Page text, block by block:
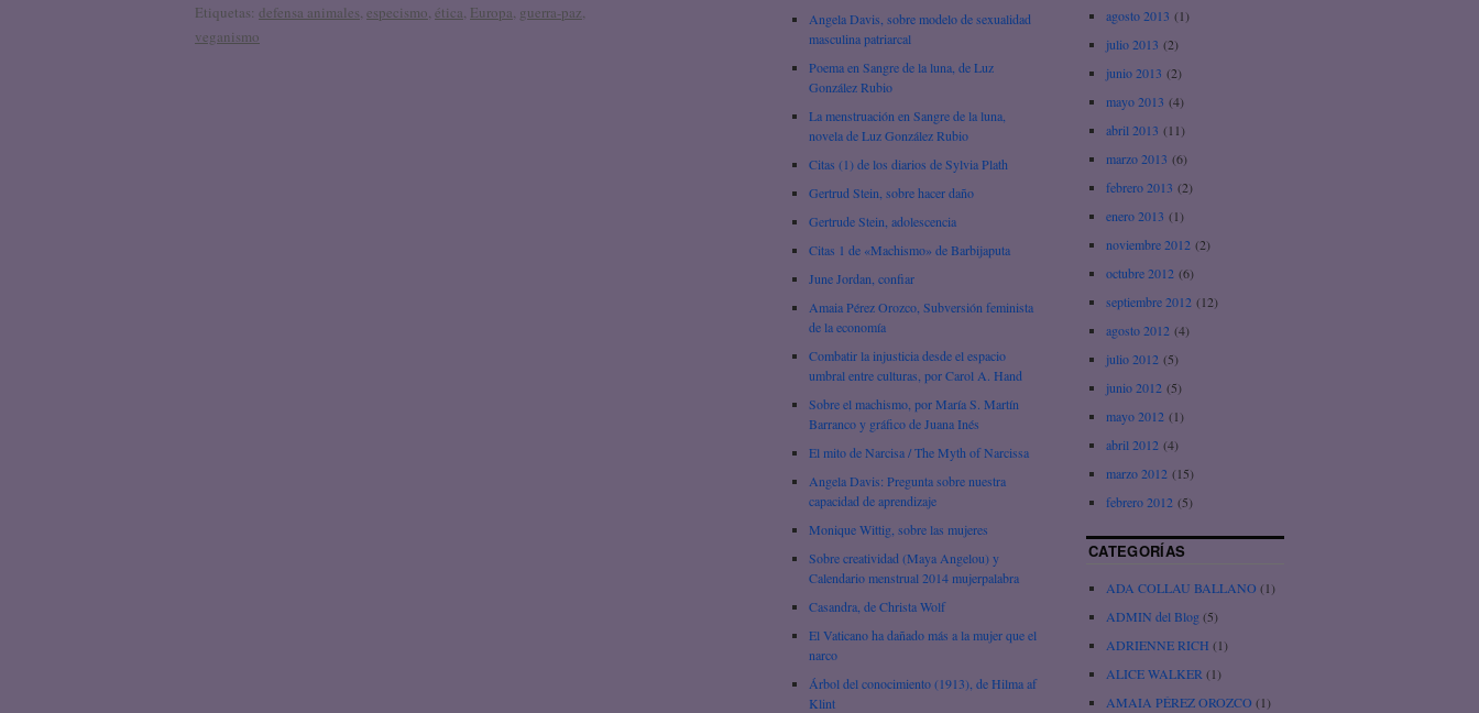
Etiquetas: defensa animales, especismo, ética, Europa, guerra-paz,
veganismo
Angela Davis, sobre modelo de sexualidad
masculina patriarcal
Poema en Sangre de la luna, de Luz
González Rubio
La menstruación en Sangre de la luna,
novela de Luz González Rubio
Citas (1) de los diarios de Sylvia Plath
Gertrud Stein, sobre hacer daño
Gertrude Stein, adolescencia
Citas 1 de «Machismo» de Barbijaputa
June Jordan, confiar
Amaia Pérez Orozco, Subversión feminista
de la economía
Combatir la injusticia desde el espacio
umbral entre culturas, por Carol A. Hand
Sobre el machismo, por María S. Martín
Barranco y gráfico de Juana Inés
El mito de Narcisa / The Myth of Narcissa
Angela Davis: Pregunta sobre nuestra
capacidad de aprendizaje
Monique Wittig, sobre las mujeres
Sobre creatividad (Maya Angelou) y
Calendario menstrual 2014 mujerpalabra
Casandra, de Christa Wolf
El Vaticano ha dañado más a la mujer que el
narco
Árbol del conocimiento (1913), de Hilma af
Klint
agosto 2013 (1)
julio 2013 (2)
junio 2013 (2)
mayo 2013 (4)
abril 2013 (11)
marzo 2013 (6)
febrero 2013 (2)
enero 2013 (1)
noviembre 2012 (2)
octubre 2012 (6)
septiembre 2012 (12)
agosto 2012 (4)
julio 2012 (5)
junio 2012 (5)
mayo 2012 (1)
abril 2012 (4)
marzo 2012 (15)
febrero 2012 (5)
CATEGORÍAS
ADA COLLAU BALLANO (1)
ADMIN del Blog(5)
ADRIENNE RICH (1)
ALICE WALKER (1)
AMAIA PÉREZ OROZCO (1)